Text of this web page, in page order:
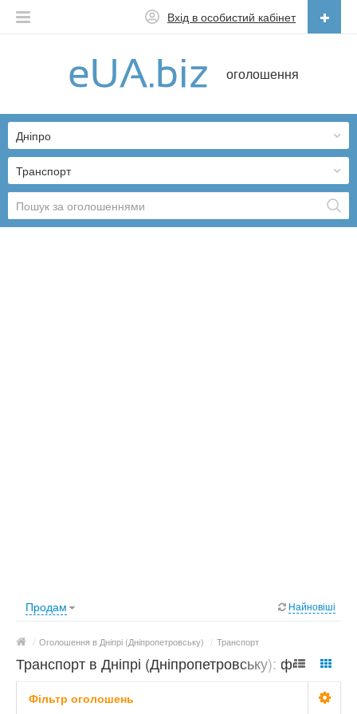
оголошення
Вхід в особистий кабінет
Українська
Транспорт
Дніпро
Продам Найновіші
/ Оголошення в Дніпрі (Дніпропетровську) / Транспорт
Транспорт в Дніпрі (Дніпропетровську): фото,
ціни
Фільтр оголошень